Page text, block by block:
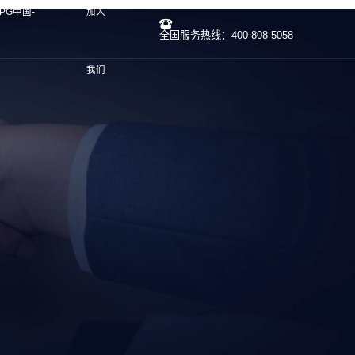
中国- 加入
我们
全国服务热线：400-808-5058